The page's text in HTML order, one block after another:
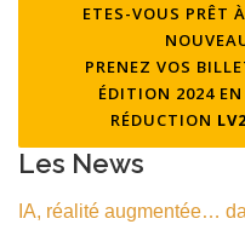
ETES-VOUS PRÊT
PRENEZ VOS
ÉDITION 2024 EN
RÉDUCTION
Les News
IA, réalité augmentée…